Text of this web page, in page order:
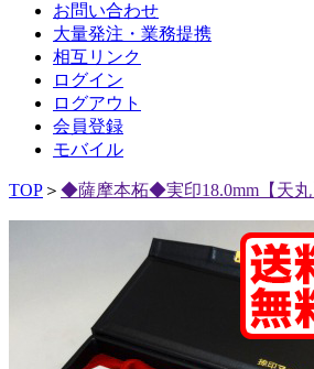
お問い合わせ
大量発注・業務提携
相互リンク
ログイン
ログアウト
会員登録
モバイル
TOP ＞ ◆薩摩本柘◆実印18.0mm【天丸